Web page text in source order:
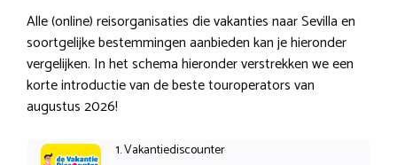
Alle (online) reisorganisaties die vakanties naar Sevilla en
soortgelijke bestemmingen aanbieden kan je hieronder
vergelijken. In het schema hieronder verstrekken we een
korte introductie van de beste touroperators van
augustus 2026!
1. Vakantiediscounter